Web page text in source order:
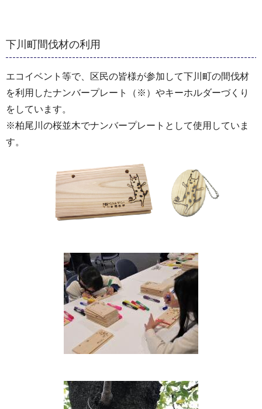
下川町間伐材の利用
エコイベント等で、区民の皆様が参加して下川町の間伐材
を利用したナンバープレート（※）やキーホルダーづくり
をしています。
※柏尾川の桜並木でナンバープレートとして使用していま
す。